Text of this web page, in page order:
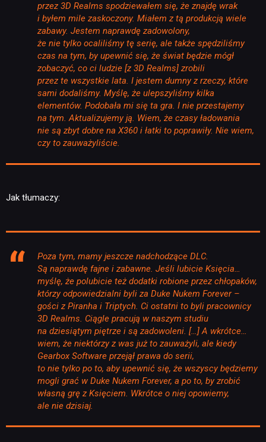
przez 3D Realms spodziewałem się, że znajdę wrak
i byłem mile zaskoczony. Miałem z tą produkcją wiele
zabawy. Jestem naprawdę zadowolony,
że nie tylko ocaliliśmy tę serię, ale także spędziliśmy
czas na tym, by upewnić się, że świat będzie mógł
zobaczyć, co ci ludzie [z 3D Realms] zrobili
przez te wszystkie lata. I jestem dumny z rzeczy, które
sami dodaliśmy. Myślę, że ulepszyliśmy kilka
elementów. Podobała mi się ta gra. I nie przestajemy
na tym. Aktualizujemy ją. Wiem, że czasy ładowania
nie są zbyt dobre na X360 i łatki to poprawiły. Nie wiem,
czy to zauważyliście.
Jak tłumaczy:
Poza tym, mamy jeszcze nadchodzące DLC.
Są naprawdę fajne i zabawne. Jeśli lubicie Księcia…
myślę, że polubicie też dodatki robione przez chłopaków,
którzy odpowiedzialni byli za Duke Nukem Forever –
gości z Piranha i Triptych. Ci ostatni to byli pracownicy
3D Realms. Ciągle pracują w naszym studiu
na dziesiątym piętrze i są zadowoleni. […] A wkrótce…
wiem, że niektórzy z was już to zauważyli, ale kiedy
Gearbox Software przejął prawa do serii,
to nie tylko po to, aby upewnić się, że wszyscy będziemy
mogli grać w Duke Nukem Forever, a po to, by zrobić
własną grę z Księciem. Wkrótce o niej opowiemy,
ale nie dzisiaj.